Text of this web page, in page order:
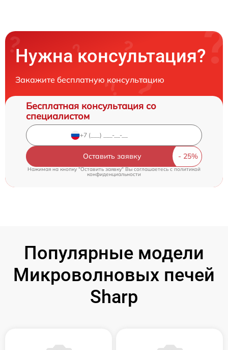
Нужна консультация?
Закажите бесплатную консультацию
Бесплатная консультация со
специалистом
Оставить заявку
Нажимая на кнопку "Оставить заявку" Вы соглашаетесь cполитикой
конфиденциальности
Популярные модели
Микроволновых печей
Sharp